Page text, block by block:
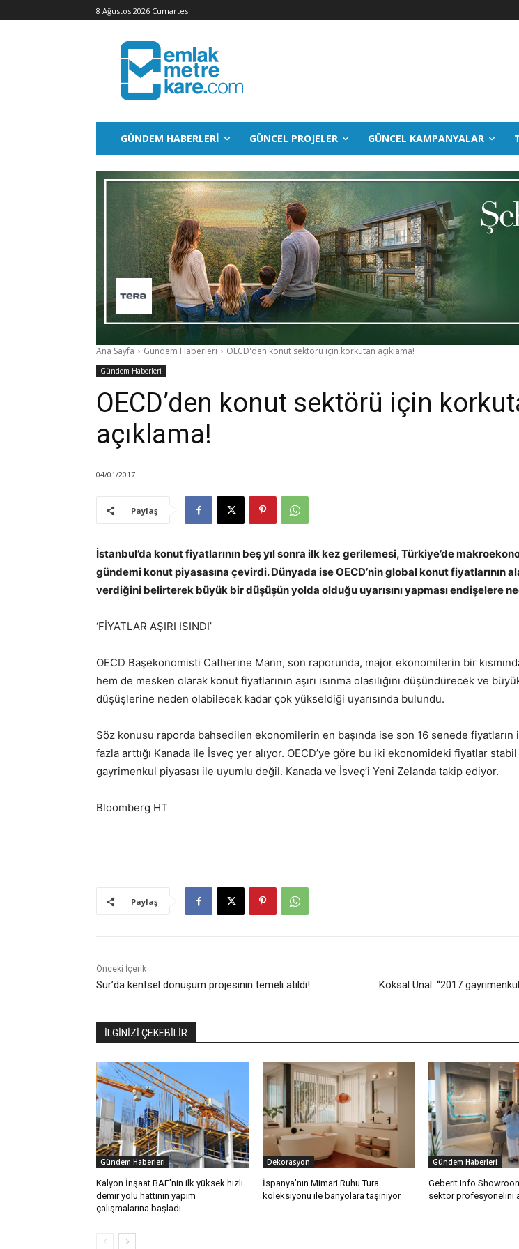
8 Ağustos 2026 Cumartesi
GÜNDEM HABERLERI GÜNCEL PROJELER GÜNCEL KAMPANYALAR
Ana Sayfa Gündem Haberleri OECD'den konut sektörü için korkutan açıklama!
Gündem Haberleri
OECD’den konut sektörü için
açıklama!
04/01/2017
Paylaş
İstanbul’da konut fiyatlarının beş yıl sonra ilk kez gerilemesi, Türkiye’de
gündemi konut piyasasına çevirdi. Dünyada ise OECD’nin global konut fiyatlarının
verdiğini belirterek büyük bir düşüşün yolda olduğu uyarısını yapması endişelere
‘FİYATLAR AŞIRI ISINDI’
OECD Başekonomisti Catherine Mann, son raporunda, major ekonomilerin bir
hem de mesken olarak konut fiyatlarının aşırı ısınma olasılığını düşündürecek ve
düşüşlerine neden olabilecek kadar çok yükseldiği uyarısında bulundu.
Söz konusu raporda bahsedilen ekonomilerin en başında ise son 16 senede fiyatların
fazla arttığı Kanada ile İsveç yer alıyor. OECD’ye göre bu iki ekonomideki fiyatlar
gayrimenkul piyasası ile uyumlu değil. Kanada ve İsveç’i Yeni Zelanda takip ediyor.
Bloomberg HT
Paylaş
Önceki İçerik
Sur’da kentsel dönüşüm projesinin temeli atıldı! Köksal Ünal: “2017
İLGİNİZİ ÇEKEBİLİR
Gündem Haberleri
Kalyon İnşaat BAE’nin ilk yüksek hızlı
demir yolu hattının yapım
çalışmalarına başladı
Dekorasyon
İspanya’nın Mimari Ruhu Tura
koleksiyonu ile banyolara taşınıyor
Gündem Haberleri
Geberit Info
sektör profesyonelini